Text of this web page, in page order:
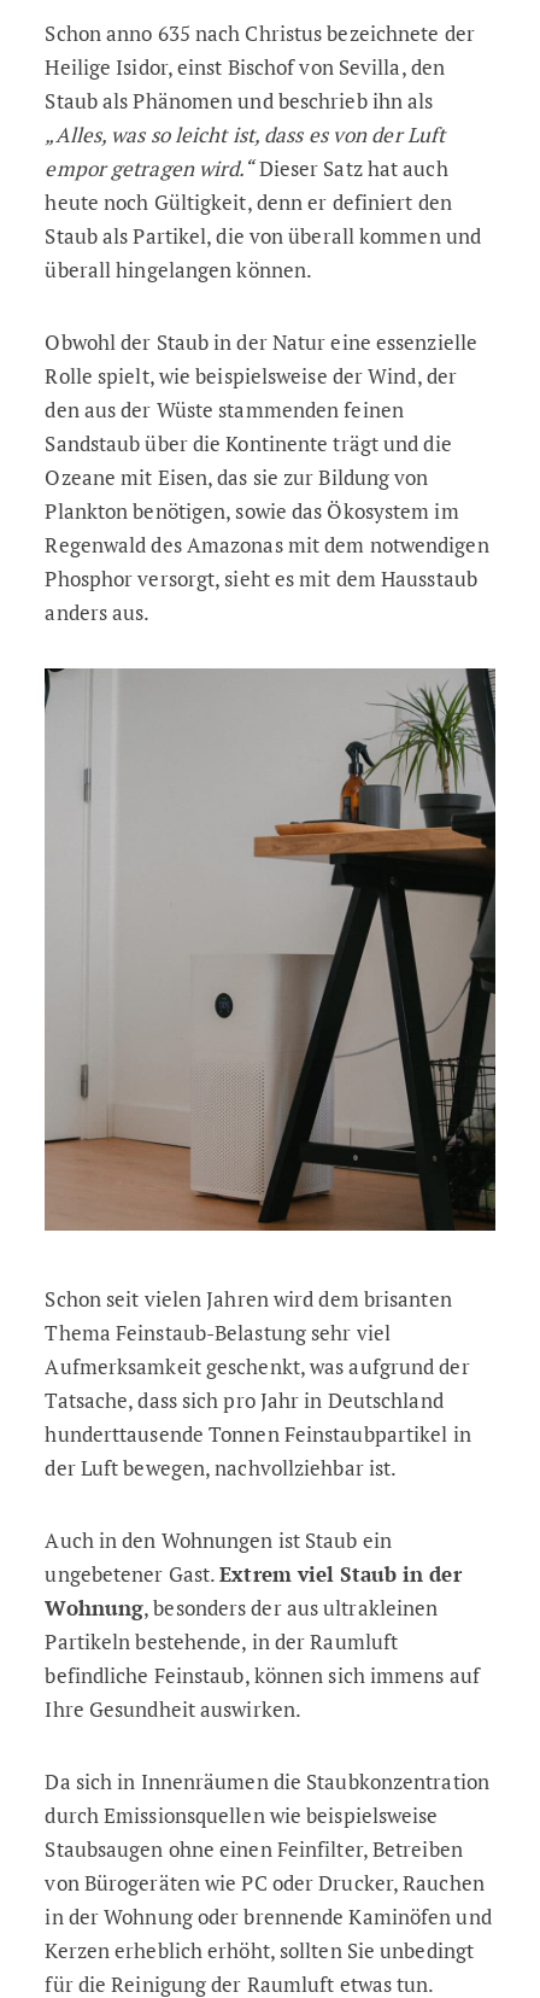
Weniger Staub durch Luftreiniger:
15min Lesedauer
Schon anno 635 nach Christus bezeichnete der
Heilige Isidor, einst Bischof von Sevilla, den
Staub als Phänomen und beschrieb ihn als
„Alles, was so leicht ist, dass es von der Luft
empor getragen wird.“Dieser Satz hat auch
heute noch Gültigkeit, denn er definiert den
Staub als Partikel, die von überall kommen und
überall hingelangen können.
Obwohl der Staub in der Natur eine essenzielle
Rolle spielt, wie beispielsweise der Wind, der
den aus der Wüste stammenden feinen
Sandstaub über die Kontinente trägt und die
Ozeane mit Eisen, das sie zur Bildung von
Plankton benötigen, sowie das Ökosystem im
Regenwald des Amazonas mit dem notwendigen
Phosphor versorgt, sieht es mit dem Hausstaub
anders aus.
Schon seit vielen Jahren wird dem brisanten
Thema Feinstaub-Belastung sehr viel
Aufmerksamkeit geschenkt, was aufgrund der
Tatsache, dass sich pro Jahr in Deutschland
hunderttausende Tonnen Feinstaubpartikel in
der Luft bewegen, nachvollziehbar ist.
Auch in den Wohnungen ist Staub ein
ungebetener Gast.Extrem viel Staub in der
Wohnung, besonders der aus ultrakleinen
Partikeln bestehende, in der Raumluft
befindliche Feinstaub, können sich immens auf
Ihre Gesundheit auswirken.
Da sich in Innenräumen die Staubkonzentration
durch Emissionsquellen wie beispielsweise
Staubsaugen ohne einen Feinfilter, Betreiben
von Bürogeräten wie PC oder Drucker, Rauchen
in der Wohnung oder brennende Kaminöfen und
Kerzen erheblich erhöht, sollten Sie unbedingt
für die Reinigung der Raumluft etwas tun.